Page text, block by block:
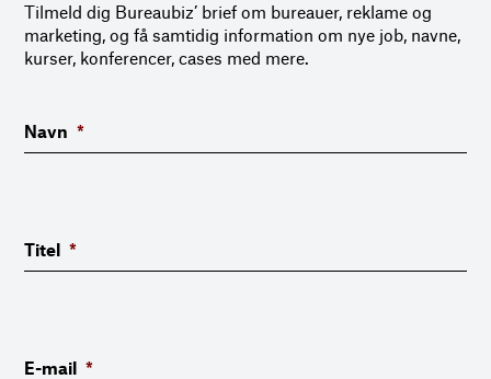
Tilmeld dig Bureaubiz’ brief om bureauer, reklame og
marketing, og få samtidig information om nye job, navne,
kurser, konferencer, cases med mere.
Navn *
Titel *
E-mail *